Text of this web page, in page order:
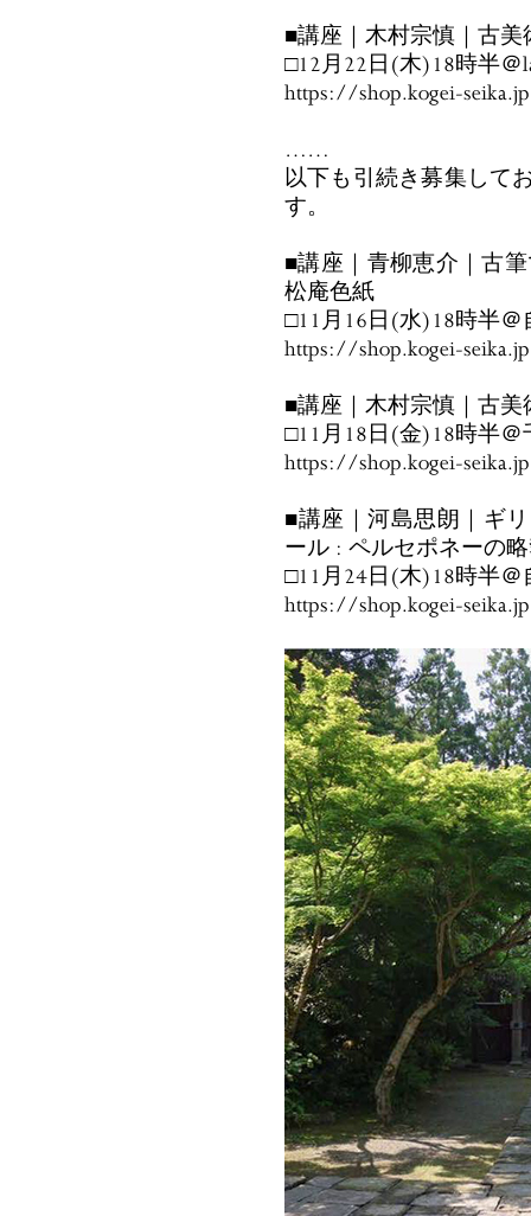
■講座｜木村宗慎｜古
□12月22日(木)18時半＠
https://shop.kogei-
……
以下も引続き募集して
す。
■講座｜青柳恵介｜古
松庵色紙
□11月16日(水)18時半
https://shop.kogei-
■講座｜木村宗慎｜古
□11月18日(金)18時半
https://shop.kogei-
■講座｜河島思朗｜ギ
ール : ペルセポネーの
□11月24日(木)18時半
https://shop.kogei-